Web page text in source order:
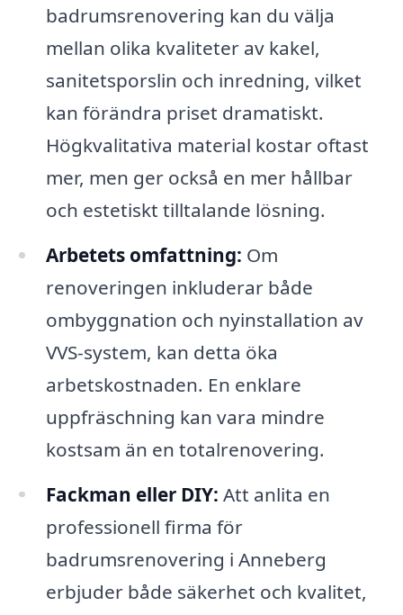
badrumsrenovering kan du välja
mellan olika kvaliteter av kakel,
sanitetsporslin och inredning, vilket
kan förändra priset dramatiskt.
Högkvalitativa material kostar oftast
mer, men ger också en mer hållbar
och estetiskt tilltalande lösning.
Arbetets omfattning: Om
renoveringen inkluderar både
ombyggnation och nyinstallation av
VVS-system, kan detta öka
arbetskostnaden. En enklare
uppfräschning kan vara mindre
kostsam än en totalrenovering.
Fackman eller DIY: Att anlita en
professionell firma för
badrumsrenovering i Anneberg
erbjuder både säkerhet och kvalitet,